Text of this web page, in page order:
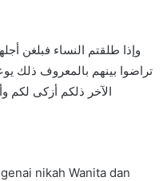
وإذا طلقتم النساء فبلغن
تراضوا بينهم بالمعروف ذلك
الآخر ذلكم أزكى لكم
nikah Wanita dan